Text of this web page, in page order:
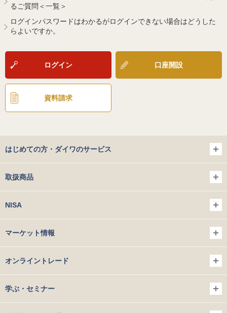
るご質問＜一覧＞
ログインパスワードはわかるがログインできない場合はどうした
らよいですか。
ログイン 口座開設
資料請求
はじめての方・ダイワのサービス
取扱商品
NISA
マーケット情報
オンライントレード
学ぶ・セミナー